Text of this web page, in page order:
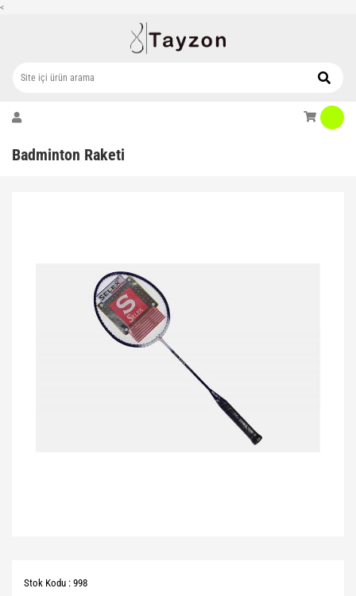
<
Badminton Raketi
Stok Kodu : 998